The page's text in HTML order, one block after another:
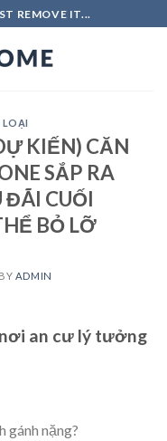
REMOVE IT...
LOẠI
KIẾN) CĂN
SẮP RA
CUỐI
BỎ LỠ
BY ADMIN
an cư lý tưởng
gánh nặng?